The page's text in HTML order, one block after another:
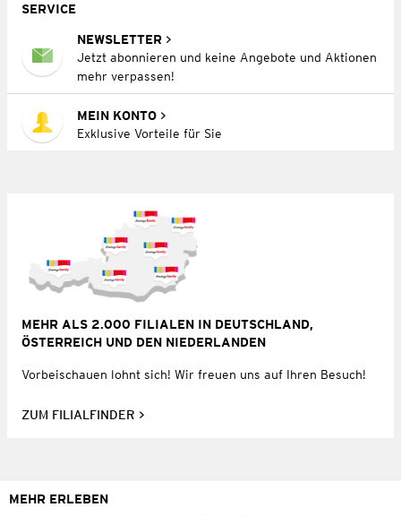
SERVICE
NEWSLETTER
Jetzt abonnieren und keine Angebote und Aktionen
mehr verpassen!
MEIN KONTO
Exklusive Vorteile für Sie
MEHR ALS 2.000 FILIALEN IN DEUTSCHLAND,
ÖSTERREICH UND DEN NIEDERLANDEN
Vorbeischauen lohnt sich! Wir freuen uns auf Ihren Besuch!
ZUM FILIALFINDER
MEHR ERLEBEN